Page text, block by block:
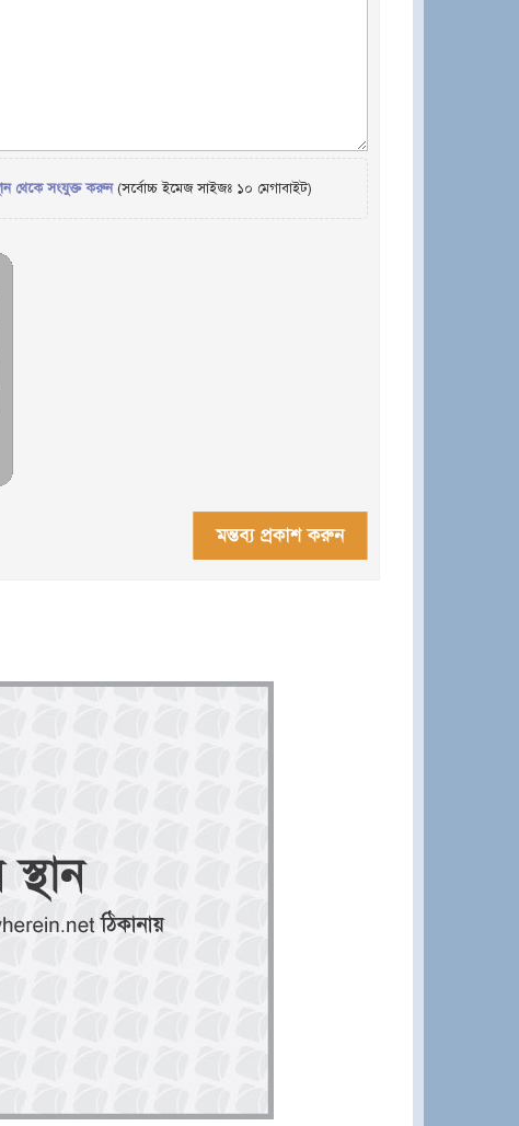
থেকে সংযুক্ত করুন(সর্বোচ্চ ইমেজ সাইজঃ ১০ মেগাবাইট)